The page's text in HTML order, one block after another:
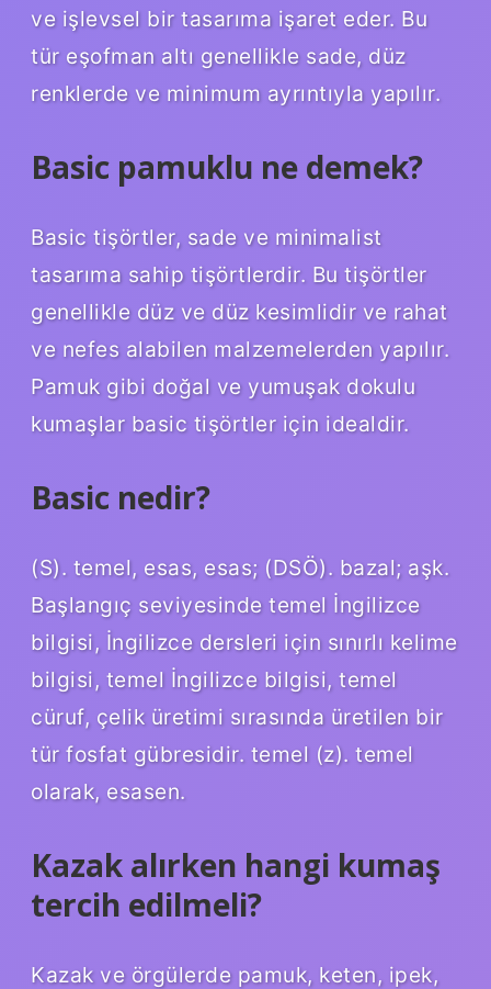
ve işlevsel bir tasarıma işaret eder. Bu
tür eşofman altı genellikle sade, düz
renklerde ve minimum ayrıntıyla yapılır.
Basic pamuklu ne demek?
Basic tişörtler, sade ve minimalist
tasarıma sahip tişörtlerdir. Bu tişörtler
genellikle düz ve düz kesimlidir ve rahat
ve nefes alabilen malzemelerden yapılır.
Pamuk gibi doğal ve yumuşak dokulu
kumaşlar basic tişörtler için idealdir.
Basic nedir?
(S). temel, esas, esas; (DSÖ). bazal; aşk.
Başlangıç ​​seviyesinde temel İngilizce
bilgisi, İngilizce dersleri için sınırlı kelime
bilgisi, temel İngilizce bilgisi, temel
cüruf, çelik üretimi sırasında üretilen bir
tür fosfat gübresidir. temel (z). temel
olarak, esasen.
Kazak alırken hangi kumaş
tercih edilmeli?
Kazak ve örgülerde pamuk, keten, ipek,